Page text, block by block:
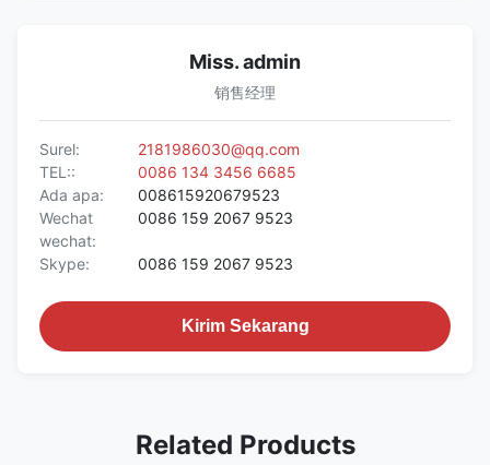
Miss. admin
销售经理
Surel:
2181986030@qq.com
TEL::
0086 134 3456 6685
Ada apa:
008615920679523
Wechat
wechat:
0086 159 2067 9523
Skype: 0086 159 2067 9523
Kirim Sekarang
Related Products